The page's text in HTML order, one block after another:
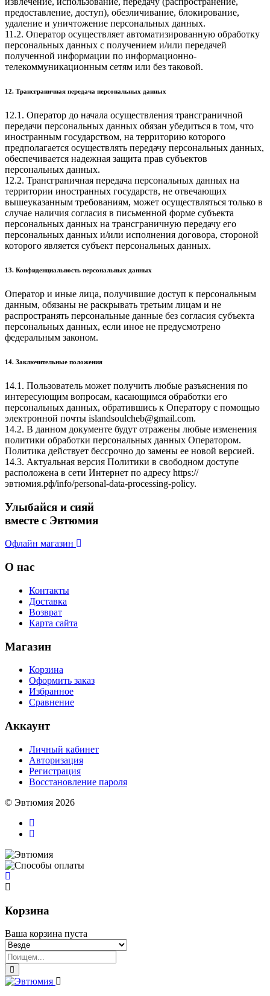
предоставление, доступ), обезличивание, блокирование,
удаление и уничтожение персональных данных.
11.2. Оператор осуществляет автоматизированную обработку
персональных данных с получением и/или передачей
полученной информации по информационно-
телекоммуникационным сетям или без таковой.
12. Трансграничная передача персональных данных
12.1. Оператор до начала осуществления трансграничной
передачи персональных данных обязан убедиться в том, что
иностранным государством, на территорию которого
предполагается осуществлять передачу персональных данных,
обеспечивается надежная защита прав субъектов
персональных данных.
12.2. Трансграничная передача персональных данных на
территории иностранных государств, не отвечающих
вышеуказанным требованиям, может осуществляться только в
случае наличия согласия в письменной форме субъекта
персональных данных на трансграничную передачу его
персональных данных и/или исполнения договора, стороной
которого является субъект персональных данных.
13. Конфиденциальность персональных данных
Оператор и иные лица, получившие доступ к персональным
данным, обязаны не раскрывать третьим лицам и не
распространять персональные данные без согласия субъекта
персональных данных, если иное не предусмотрено
федеральным законом.
14. Заключительные положения
14.1. Пользователь может получить любые разъяснения по
интересующим вопросам, касающимся обработки его
персональных данных, обратившись к Оператору с помощью
электронной почты islandsoulcheb@gmail.com.
14.2. В данном документе будут отражены любые изменения
политики обработки персональных данных Оператором.
Политика действует бессрочно до замены ее новой версией.
14.3. Актуальная версия Политики в свободном доступе
расположена в сети Интернет по адресу https://
эвтюмия.рф/info/personal-data-processing-policy.
Улыбайся и сияй
вместе с Эвтюмия
Офлайн магазин
О нас
Контакты
Доставка
Возврат
Карта сайта
Магазин
Корзина
Оформить заказ
Избранное
Сравнение
Аккаунт
Личный кабинет
Авторизация
Регистрация
Восстановление пароля
© Эвтюмия 2026
Корзина
Ваша корзина пуста